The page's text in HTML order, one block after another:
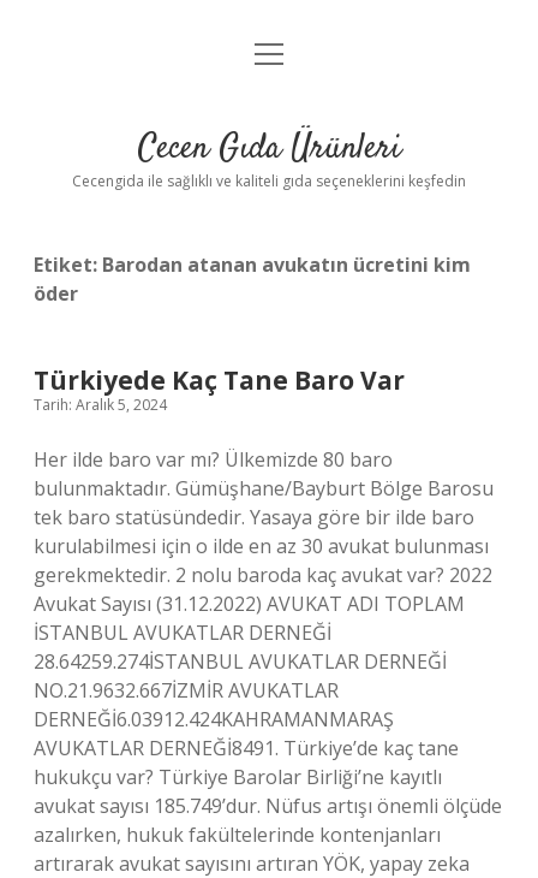
Anasayfa
Yasal Uyarı
menüyü
Cecen Gıda Ürünleri
Cecengida ile sağlıklı ve kaliteli gıda seçeneklerini keşfedin
Etiket: Barodan atanan avukatın ücretini kim
öder
Türkiyede Kaç Tane Baro Var
Tarih: Aralık 5, 2024
Her ilde baro var mı? Ülkemizde 80 baro
bulunmaktadır. Gümüşhane/Bayburt Bölge Barosu
tek baro statüsündedir. Yasaya göre bir ilde baro
kurulabilmesi için o ilde en az 30 avukat bulunması
gerekmektedir. 2 nolu baroda kaç avukat var? 2022
Avukat Sayısı (31.12.2022) AVUKAT ADI TOPLAM
İSTANBUL AVUKATLAR DERNEĞİ
28.64259.274İSTANBUL AVUKATLAR DERNEĞİ
NO.21.9632.667İZMİR AVUKATLAR
DERNEĞİ6.03912.424KAHRAMANMARAŞ
AVUKATLAR DERNEĞİ8491. Türkiye’de kaç tane
hukukçu var? Türkiye Barolar Birliği’ne kayıtlı
avukat sayısı 185.749’dur. Nüfus artışı önemli ölçüde
azalırken, hukuk fakültelerinde kontenjanları
artırarak avukat sayısını artıran YÖK, yapay zeka